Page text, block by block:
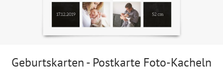
Geburtskarten - Postkarte Foto-Kacheln